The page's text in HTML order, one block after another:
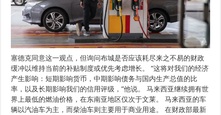
塞德克同意这一观点，但询问布城是否应该耗尽来之不易的财政
缓冲以维持当前的补贴制度或优先考虑增长。 “这将对我们的经济
产生影响：短期影响货币，中期影响债务与国内生产总值的比
率，以及长期影响我们的信用评级，”他说。 马来西亚继续拥有世
界上最低的燃油价格，在东南亚地区仅次于文莱。 马来西亚的车
辆以汽油车为主，而柴油车则主要用于商业用途。 在财政部最新